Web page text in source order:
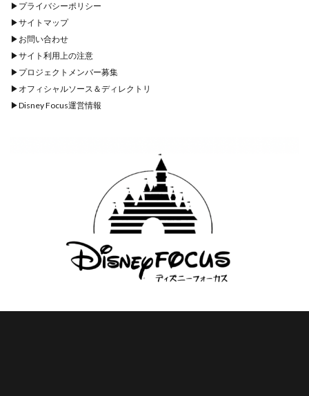
▶︎ プライバシーポリシー
▶︎サイトマップ
▶︎ お問い合わせ
▶︎サイト利用上の注意
▶︎ プロジェクトメンバー募集
▶︎ オフィシャルソース＆ディレクトリ
▶︎Disney Focus運営情報